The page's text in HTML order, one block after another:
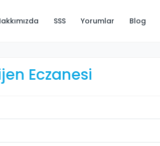
SSS Yorumlar Blog
Eczanesi